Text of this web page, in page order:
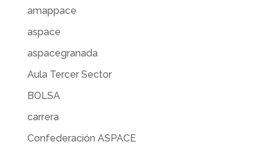
amappace
aspace
aspacegranada
Aula Tercer Sector
BOLSA
carrera
Confederación ASPACE